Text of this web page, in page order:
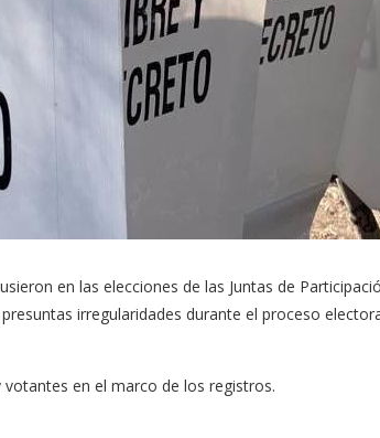
en las elecciones de las Juntas de
irregularidades durante el proceso
en el marco de los registros.